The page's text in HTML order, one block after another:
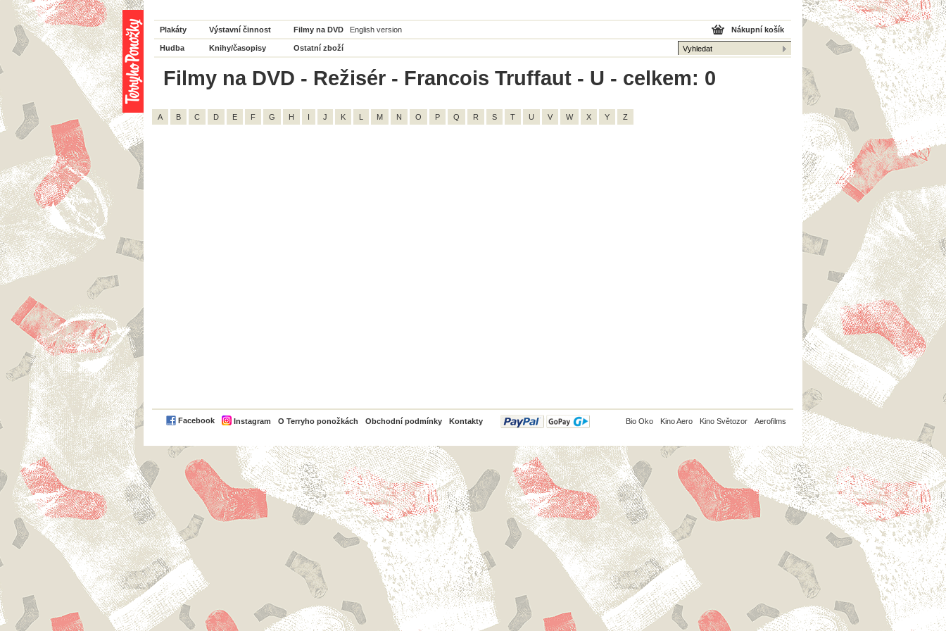
Plakáty Výstavní činnost Filmy na DVD English version
Hudba Knihy/časopisy Ostatní zboží
Nákupní košík
Filmy na DVD - Režisér - Francois Truffaut - U - celkem: 0
A B C D E F G H I J K L M N O P Q R S T U V W X Y Z
Facebook Instagram O Terryho ponožkách Obchodní podmínky Kontakty
PayPal Bio Oko Kino Aero Kino Světozor Aerofilms